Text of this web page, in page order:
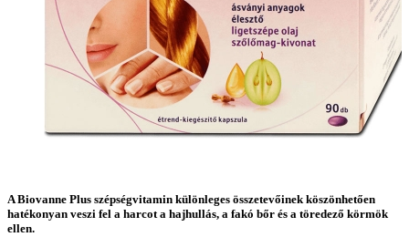
A Biovanne Plus szépségvitamin különleges összetevőinek köszönhetően
hatékonyan veszi fel a harcot a hajhullás, a fakó bőr és a töredező körmök
ellen.